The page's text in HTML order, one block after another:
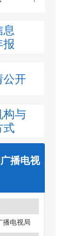
息
报
公开
构与
式
播电视
播电视局